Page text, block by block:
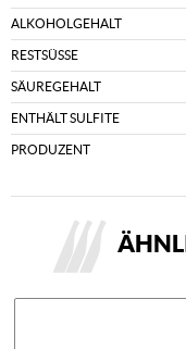
ALKOHOLGEHALT
RESTSÜSSE
SÄUREGEHALT
ENTHÄLT SULFITE
PRODUZENT